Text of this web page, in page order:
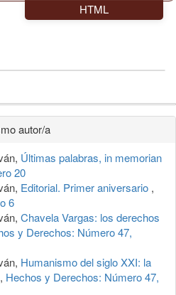
HTML
autor/a
Últimas palabras, in memorian
20
Editorial. Primer aniversario ,
6
Chavela Vargas: los derechos
y Derechos: Número 47,
Humanismo del siglo XXI: la
, Hechos y Derechos: Número 47,